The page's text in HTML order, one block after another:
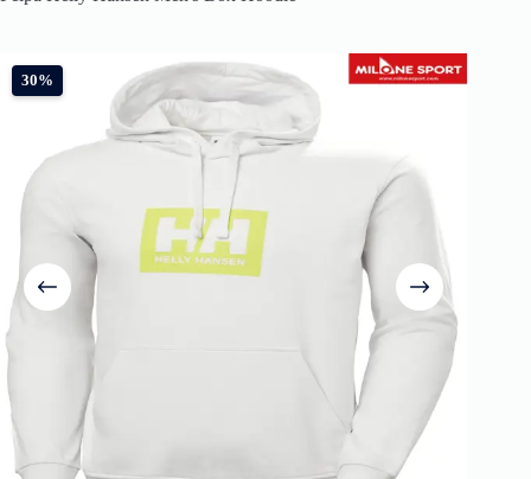
30%